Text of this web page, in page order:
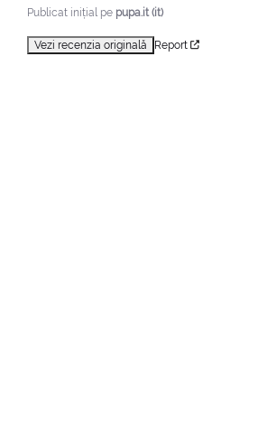
Publicat inițial pe pupa.it (it)
Vezi recenzia originală Report